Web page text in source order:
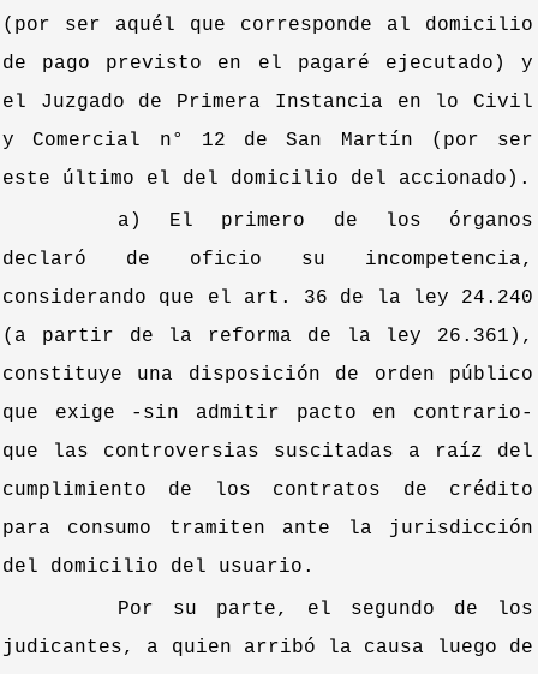
(por ser aquél que corresponde al domicilio
de pago previsto en el pagaré ejecutado) y
el Juzgado de Primera Instancia en lo Civil
y Comercial n° 12 de San Martín (por ser
este último el del domicilio del accionado).
a) El primero de los órganos
declaró de oficio su incompetencia,
considerando que el art. 36 de la ley 24.240
(a partir de la reforma de la ley 26.361),
constituye una disposición de orden público
que exige -sin admitir pacto en contrario-
que las controversias suscitadas a raíz del
cumplimiento de los contratos de crédito
para consumo tramiten ante la jurisdicción
del domicilio del usuario.
Por su parte, el segundo de los
judicantes, a quien arribó la causa luego de